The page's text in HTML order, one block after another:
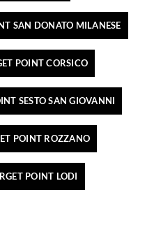
SAN DONATO MILANESE
POINT CORSICO
SESTO SAN GIOVANNI
POINT ROZZANO
POINT LODI